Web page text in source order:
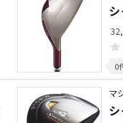
ウ
0
マ